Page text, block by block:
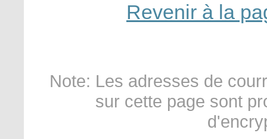
Revenir à la
Note: Les adresses de
sur cette page sont